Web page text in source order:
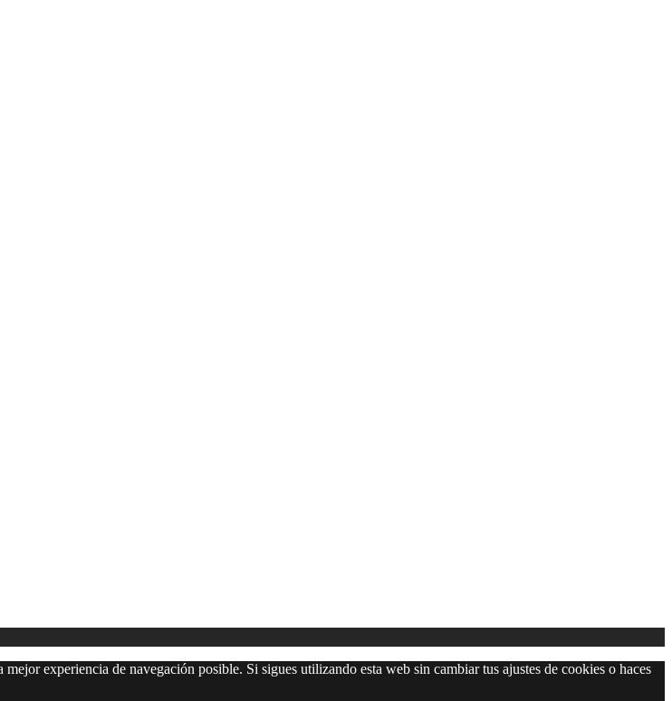
experiencia de navegación posible. Si sigues utilizando esta web sin cambiar tus ajustes de cookies o haces